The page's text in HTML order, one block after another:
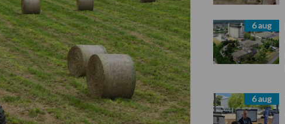
6 aug
6 aug